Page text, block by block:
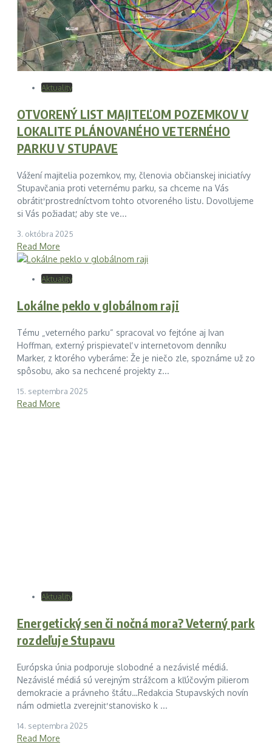
Aktuality
OTVORENÝ LIST MAJITEĽOM POZEMKOV V
LOKALITE PLÁNOVANÉHO VETERNÉHO
PARKU V STUPAVE
Vážení majitelia pozemkov, my, členovia občianskej iniciatívy
Stupavčania proti veternému parku, sa chceme na Vás
obrátiť prostredníctvom tohto otvoreného listu. Dovoľujeme
si Vás požiadať, aby ste ve...
3. októbra 2025
Read More
Aktuality
Lokálne peklo v globálnom raji
Tému „veterného parku“ spracoval vo fejtóne aj Ivan
Hoffman, externý prispievateľ v internetovom denníku
Marker, z ktorého vyberáme: Že je niečo zle, spoznáme už zo
spôsobu, ako sa nechcené projekty z...
15. septembra 2025
Read More
Aktuality
Energetický sen či nočná mora? Veterný park
rozdeľuje Stupavu
Európska únia podporuje slobodné a nezávislé médiá.
Nezávislé médiá sú verejným strážcom a kľúčovým pilierom
demokracie a právneho štátu…Redakcia Stupavských novín
nám odmietla zverejniť stanovisko k ...
14. septembra 2025
Read More